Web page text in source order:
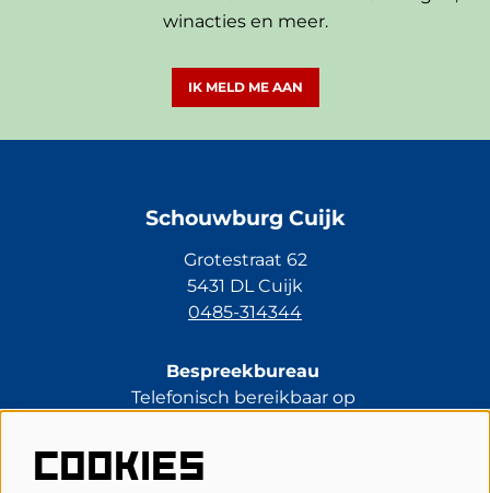
winacties en meer.
IK MELD ME AAN
Schouwburg Cuijk
Grotestraat 62
5431 DL Cuijk
0485-314344
Bespreekbureau
Telefonisch bereikbaar op
0485-314344
kassa@schouwburgcuijk.nl
COOKIES